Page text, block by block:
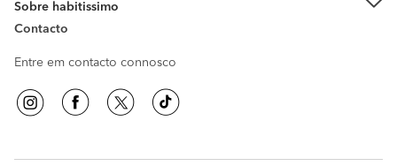
Sobre habitissimo
Contacto
Entre em contacto connosco